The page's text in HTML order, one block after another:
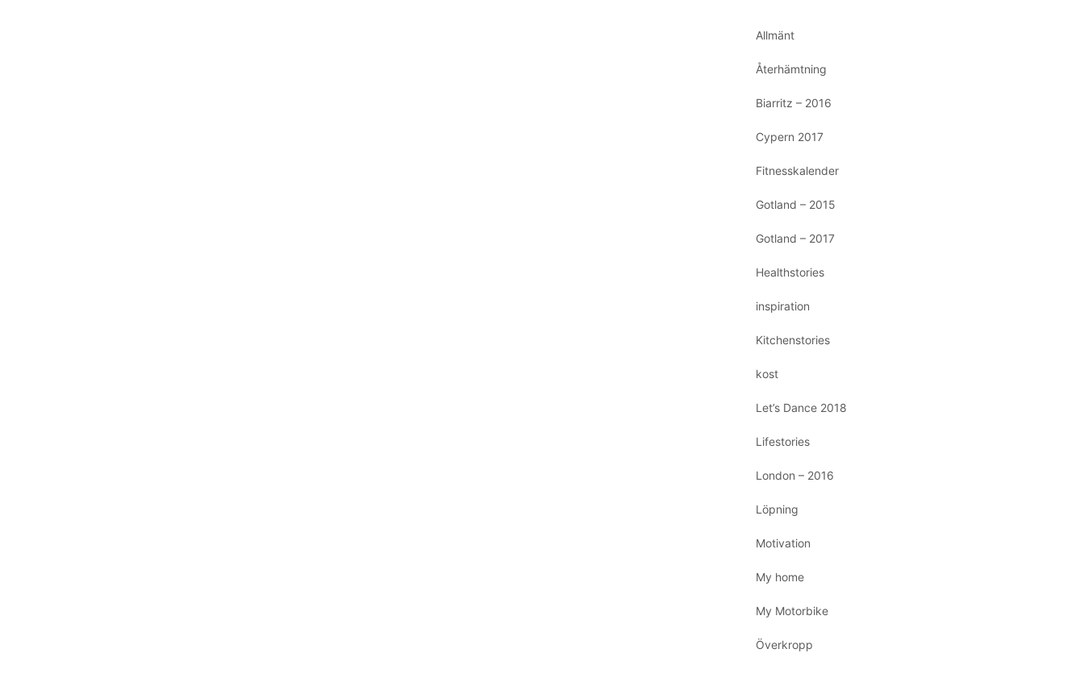
Allmänt
Återhämtning
Biarritz – 2016
Cypern 2017
Fitnesskalender
Gotland – 2015
Gotland – 2017
Healthstories
inspiration
Kitchenstories
kost
Let’s Dance 2018
Lifestories
London – 2016
Löpning
Motivation
My home
My Motorbike
Överkropp